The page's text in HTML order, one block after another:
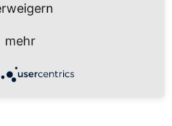
mehr